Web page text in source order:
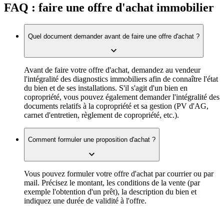
FAQ : faire une offre d'achat immobilier
Quel document demander avant de faire une offre d'achat ?
Avant de faire votre offre d'achat, demandez au vendeur
l'intégralité des diagnostics immobiliers afin de connaître l'état
du bien et de ses installations. S'il s'agit d'un bien en
copropriété, vous pouvez également demander l'intégralité des
documents relatifs à la copropriété et sa gestion (PV d'AG,
carnet d'entretien, règlement de copropriété, etc.).
Comment formuler une proposition d'achat ?
Vous pouvez formuler votre offre d'achat par courrier ou par
mail. Précisez le montant, les conditions de la vente (par
exemple l'obtention d'un prêt), la description du bien et
indiquez une durée de validité à l'offre.